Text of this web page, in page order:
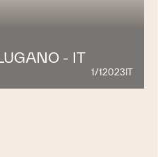
- IT
1/12023IT